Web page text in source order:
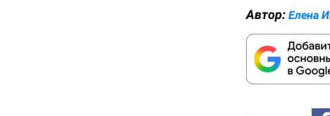
Автор: Елена